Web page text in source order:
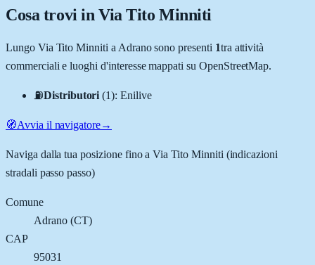
Cosa trovi in Via Tito Minniti
Lungo Via Tito Minniti a Adranosono presenti 1tra attività
commerciali e luoghi d'interesse mappati su OpenStreetMap.
⛽Distributori (1):Enilive
🧭Avvia il navigatore→
Naviga dalla tua posizione fino aVia Tito Minniti (indicazioni
stradali passo passo)
Comune
Adrano(CT)
CAP
95031